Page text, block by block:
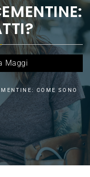
Maggi
COME SONO